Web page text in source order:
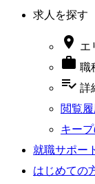
求人を探す
 エ
 職
playlist_add_check 詳
閲覧
キープ
就職サポー
はじめての